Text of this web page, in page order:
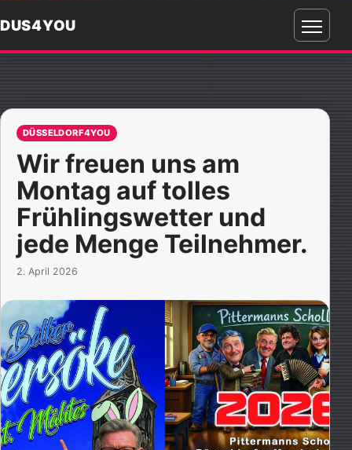
DUS4YOU
Menü
DÜSSELDORF4YOU
Wir freuen uns am
Montag auf tolles
Frühlingswetter und
jede Menge Teilnehmer.
2. April 2026